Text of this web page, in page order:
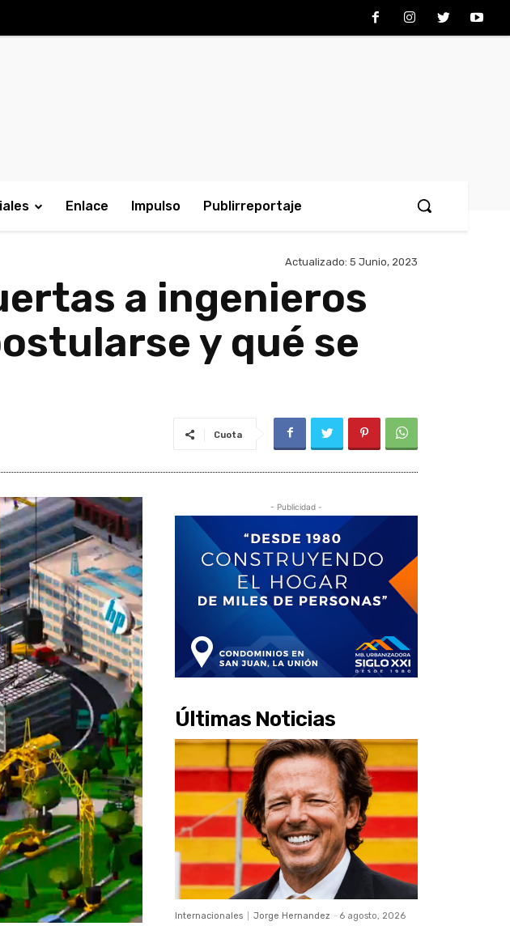
Enlace Impulso Publirreportaje
Actualizado: 5 Junio, 2023
a ingenieros
y qué se
Cuota
- Publicidad -
Últimas Noticias
Internacionales Jorge Hernandez - 6 agosto, 2026